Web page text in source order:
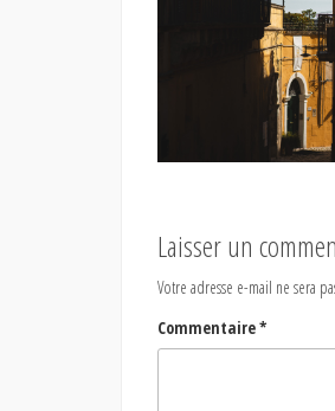
Laisser un
Votre adresse e-mail ne sera
Commentaire*